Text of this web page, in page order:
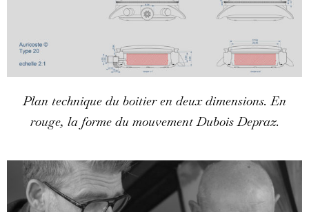
Plan technique du boitier en deux dimensions. En
rouge, la forme du mouvement Dubois Depraz.